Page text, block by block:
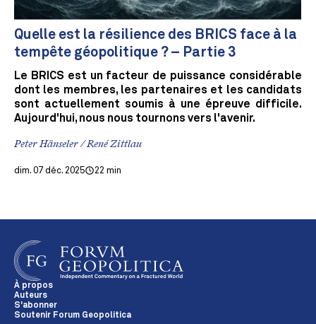
Quelle est la résilience des BRICS face à la
tempête géopolitique ? – Partie 3
Le BRICS est un facteur de puissance considérable
dont les membres, les partenaires et les candidats
sont actuellement soumis à une épreuve difficile.
Aujourd'hui, nous nous tournons vers l'avenir.
Peter Hänseler / René Zittlau
dim. 07 déc. 2025 22 min
À propos
Auteurs
S'abonner
Soutenir Forum Geopolitica